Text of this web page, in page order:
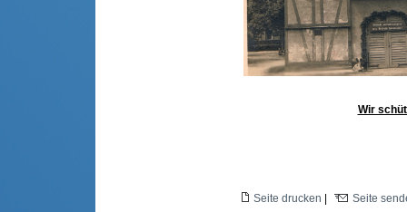
Wir
Seite drucken Seite